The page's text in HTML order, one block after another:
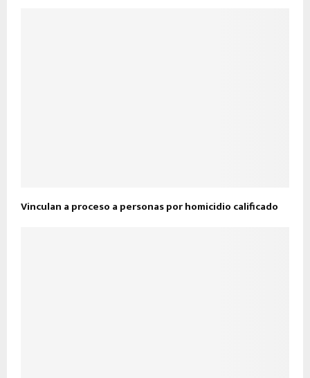
Vinculan a proceso a personas por homicidio calificado